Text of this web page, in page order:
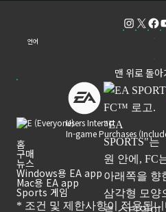
언어
맨 위로 돌아
Users Interact
In-game Purchases
홈
구매
뉴스
Windows용 EA app
Mac용 EA app
Sports 게임
* 조건 및 제한사항이 적용됩